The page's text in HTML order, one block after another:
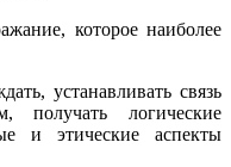
которое наиболее
устанавливать связь
получать логические
и этические аспекты